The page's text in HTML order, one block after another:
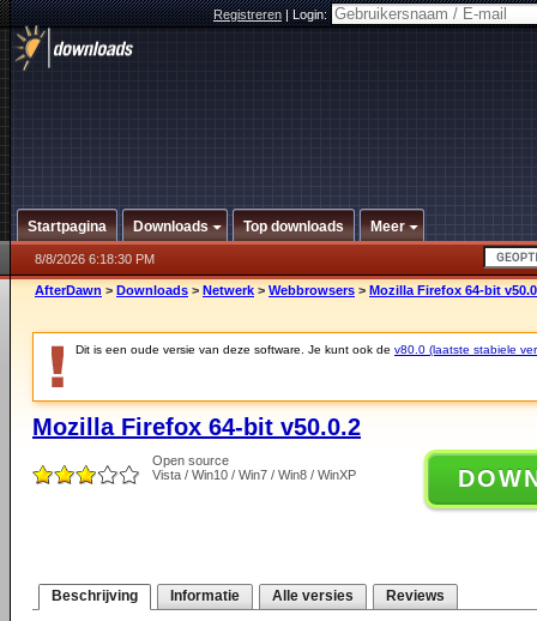
Registreren|Login:
Startpagina Downloads Top downloads Meer
8/8/2026 6:18:30 PM
AfterDawn > Downloads > Netwerk > Webbrowsers > Mozilla Firefox 64-bit
Dit is een oude versie van deze software. Je kunt ook de v80.0 (laatste stabiele
Mozilla Firefox 64-bit v50.0.2
Open source
Vista / Win10 / Win7 / Win8 / WinXP
Beschrijving Informatie Alle versies Reviews